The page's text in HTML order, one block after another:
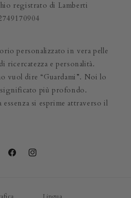
registrato di Lamberti
personalizzato in vera pelle
ricercatezza e personalità.
vuol dire “Guardami”. Noi lo
più profondo.
essenza si esprime attraverso il
FacebookInstagram